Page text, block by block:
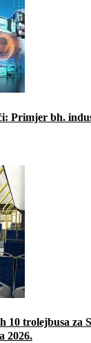
Primjer bh.
10 trolejbusa za
2026.